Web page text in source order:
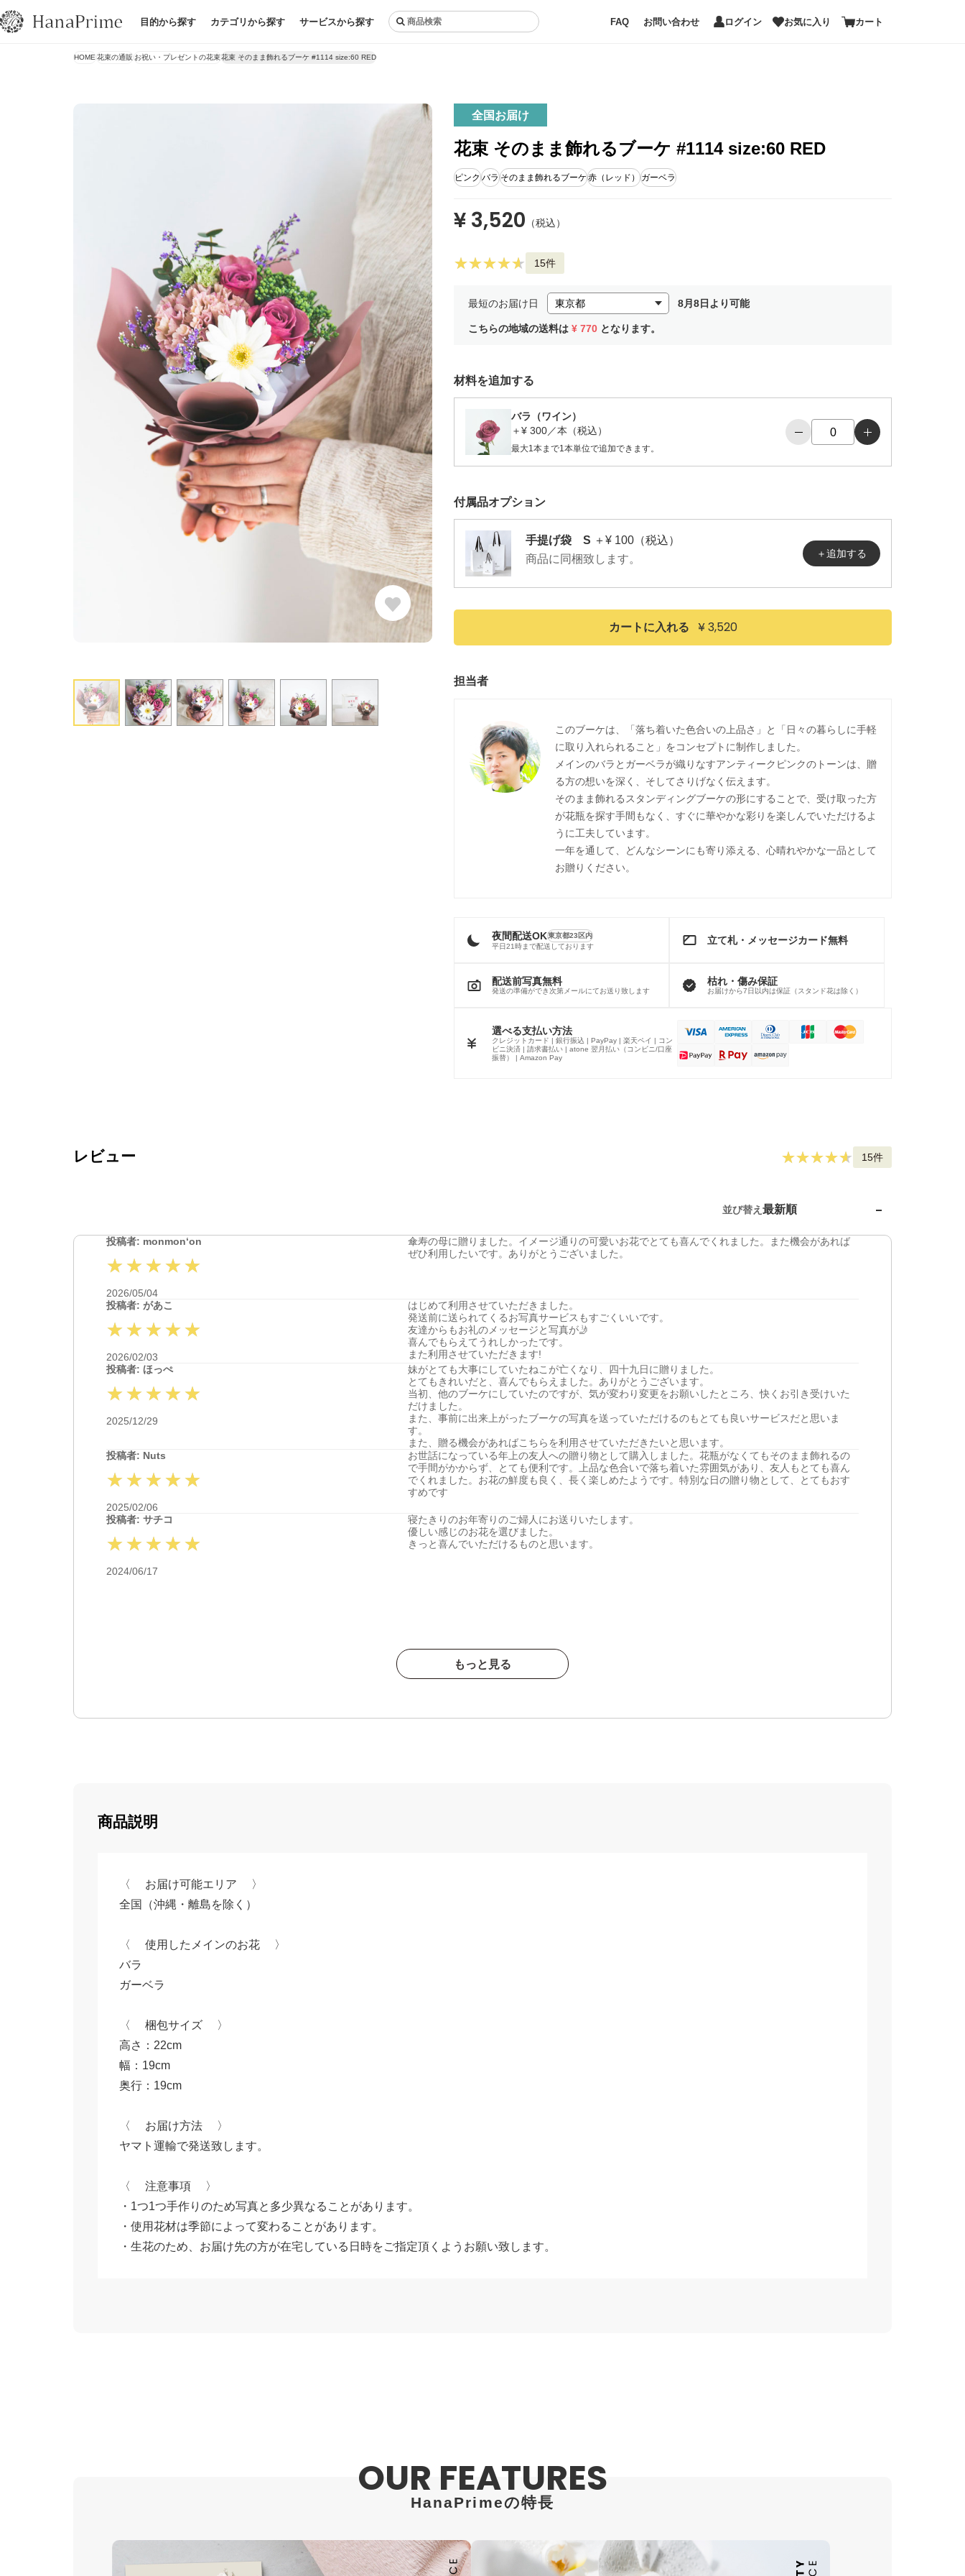
目的から探す カテゴリから探す サービスから探す FAQ お問い合わせ ログイン お気に入り カート
HOME 花束の通販 お祝い・プレゼントの花束花束 そのまま飾れるブーケ #1114 size:60 RED
全国お届け
花束 そのまま飾れるブーケ #1114 size:60 RED
ピンクバラそのまま飾れるブーケ赤（レッド）ガーベラ
¥ 3,520 （税込）
15件
最短のお届け日 8月8日より可能
こちらの地域の送料は ¥ 770 となります。
材料を追加する
バラ（ワイン）
＋¥ 300／本（税込）
最大1本まで1本単位で追加できます。
− ＋
付属品オプション
手提げ袋 S ＋¥ 100（税込）
商品に同梱致します。
カートに入れる ¥ 3,520
担当者
このブーケは、「落ち着いた色合いの上品さ」と「日々の暮らしに手軽
に取り入れられること」をコンセプトに制作しました。
メインのバラとガーベラが織りなすアンティークピンクのトーンは、贈
る方の想いを深く、そしてさりげなく伝えます。
そのまま飾れるスタンディングブーケの形にすることで、受け取った方
が花瓶を探す手間もなく、すぐに華やかな彩りを楽しんでいただけるよ
うに工夫しています。
一年を通して、どんなシーンにも寄り添える、心晴れやかな一品として
お贈りください。
夜間配送OK東京都23区内
平日21時まで配送しております
立て札・メッセージカード無料
配送前写真無料
発送の準備ができ次第メールにてお送り致します
枯れ・傷み保証
お届けから7日以内は保証（スタンド花は除く）
選べる支払い方法
クレジットカード | 銀行振込 | PayPay | 楽天ペイ | コン
ビニ決済 | 請求書払い | atone 翌月払い（コンビニ/口座
振替） | Amazon Pay
レビュー 15件
並び替え 最新順
投稿者: monmon‘on
2026/05/04
傘寿の母に贈りました。イメージ通りの可愛いお花でとても喜んでくれました。また機会があれば
ぜひ利用したいです。ありがとうございました。
投稿者: があこ
2026/02/03
はじめて利用させていただきました。
発送前に送られてくるお写真サービスもすごくいいです。
友達からもお礼のメッセージと写真が🤳
喜んでもらえてうれしかったです。
また利用させていただきます!
投稿者: ほっぺ
2025/12/29
妹がとても大事にしていたねこが亡くなり、四十九日に贈りました。
とてもきれいだと、喜んでもらえました。ありがとうございます。
当初、他のブーケにしていたのですが、気が変わり変更をお願いしたところ、快くお引き受けいた
だけました。
また、事前に出来上がったブーケの写真を送っていただけるのもとても良いサービスだと思いま
す。
また、贈る機会があればこちらを利用させていただきたいと思います。
投稿者: Nuts
2025/02/06
お世話になっている年上の友人への贈り物として購入しました。花瓶がなくてもそのまま飾れるの
で手間がかからず、とても便利です。上品な色合いで落ち着いた雰囲気があり、友人もとても喜ん
でくれました。お花の鮮度も良く、長く楽しめたようです。特別な日の贈り物として、とてもおす
すめです
投稿者: サチコ
2024/06/17
寝たきりのお年寄りのご婦人にお送りいたします。
優しい感じのお花を選びました。
きっと喜んでいただけるものと思います。
もっと見る
商品説明
〈 お届け可能エリア 〉
全国（沖縄・離島を除く）
〈 使用したメインのお花 〉
バラ
ガーベラ
〈 梱包サイズ 〉
高さ：22cm
幅：19cm
奥行：19cm
〈 お届け方法 〉
ヤマト運輸で発送致します。
〈 注意事項 〉
・1つ1つ手作りのため写真と多少異なることがあります。
・使用花材は季節によって変わることがあります。
・生花のため、お届け先の方が在宅している日時をご指定頂くようお願い致します。
OUR FEATURES
HanaPrimeの特長